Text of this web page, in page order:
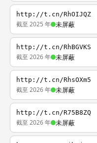
http://t.cn/RhOIJQZ
截至 2025 年 未屏蔽
http://t.cn/RhBGVKS
截至 2026 年 未屏蔽
http://t.cn/RhsOXm5
截至 2026 年 未屏蔽
http://t.cn/R75B8ZQ
截至 2026 年 未屏蔽